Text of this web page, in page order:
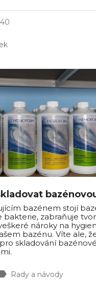
bazénem stojí
bakterie, zabraňuje
nároky na
bazénu. Víte ale,
skladování
Rady a návody